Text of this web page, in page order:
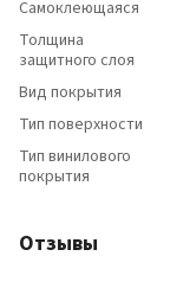
Самоклеющаяся
Толщина
защитного слоя
Вид покрытия
Тип поверхности
Тип винилового
покрытия
Отзывы